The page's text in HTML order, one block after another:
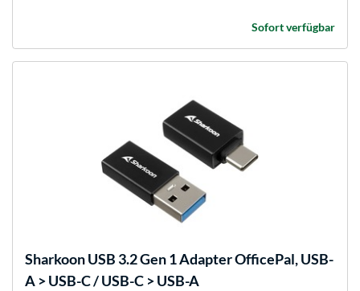
Sofort verfügbar
SharkoonUSB 3.2 Gen 1 Adapter OfficePal, USB-
A > USB-C / USB-C > USB-A